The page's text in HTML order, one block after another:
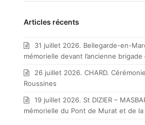
catégorie
Articles récents
31 juillet 2026. Bellegarde-en-
mémorielle devant l’ancienne
26 juillet 2026. CHARD.
Roussines
19 juillet 2026. St DIZIER –
mémorielle du Pont de Murat et de